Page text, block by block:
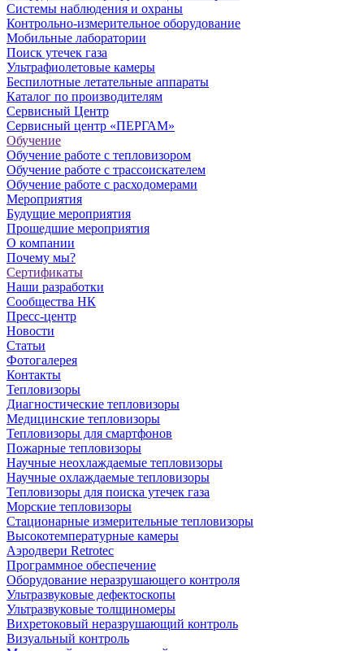
Системы наблюдения и охраны
Контрольно-измерительное оборудование
Мобильные лаборатории
Поиск утечек газа
Ультрафиолетовые камеры
Беспилотные летательные аппараты
Каталог по производителям
Сервисный Центр
Сервисный центр «ПЕРГАМ»
Обучение
Обучение работе с тепловизором
Обучение работе с трассоискателем
Обучение работе с расходомерами
Мероприятия
Будущие мероприятия
Прошедшие мероприятия
О компании
Почему мы?
Сертификаты
Наши разработки
Сообщества НК
Пресс-центр
Новости
Статьи
Фотогалерея
Контакты
Тепловизоры
Диагностические тепловизоры
Медицинские тепловизоры
Тепловизоры для смартфонов
Пожарные тепловизоры
Научные неохлаждаемые тепловизоры
Научные охлаждаемые тепловизоры
Тепловизоры для поиска утечек газа
Морские тепловизоры
Стационарные измерительные тепловизоры
Высокотемпературные камеры
Аэродвери Retrotec
Программное обеспечение
Оборудование неразрушающего контроля
Ультразвуковые дефектоскопы
Ультразвуковые толщиномеры
Вихретоковый неразрушающий контроль
Визуальный контроль